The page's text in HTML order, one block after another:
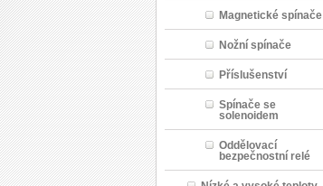
Magnetické spínače
Nožní spínače
Příslušenství
Spínače se
solenoidem
Oddělovací
bezpečnostní relé